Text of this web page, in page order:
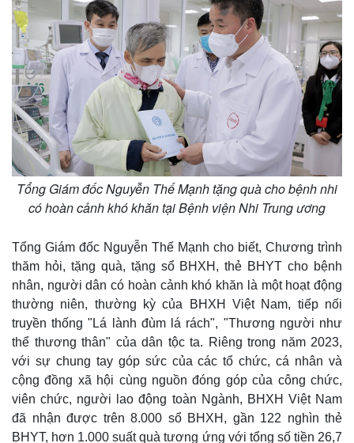
Tổng Giám đốc Nguyễn Thế Mạnh tặng quà cho bệnh nhi
có hoàn cảnh khó khăn tại Bệnh viện Nhi Trung ương
Tổng Giám đốc Nguyễn Thế Mạnh cho biết, Chương trình
thăm hỏi, tặng quà, tặng sổ BHXH, thẻ BHYT cho bệnh
nhân, người dân có hoàn cảnh khó khăn là một hoạt động
thường niên, thường kỳ của BHXH Việt Nam, tiếp nối
truyền thống "Lá lành đùm lá rách", "Thương người như
thể thương thân" của dân tộc ta. Riêng trong năm 2023,
với sự chung tay góp sức của các tổ chức, cá nhân và
cộng đồng xã hội cùng nguồn đóng góp của công chức,
viên chức, người lao động toàn Ngành, BHXH Việt Nam
đã nhận được trên 8.000 sổ BHXH, gần 122 nghìn thẻ
BHYT, hơn 1.000 suất quà tương ứng với tổng số tiền 26,7